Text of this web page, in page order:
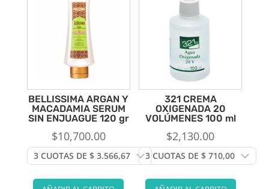
BELLISSIMA ARGAN Y
MACADAMIA SERUM
SIN ENJUAGUE 120 gr
$10,700.00
321 CREMA
OXIGENADA 20
VOLÚMENES 100 ml
$2,130.00